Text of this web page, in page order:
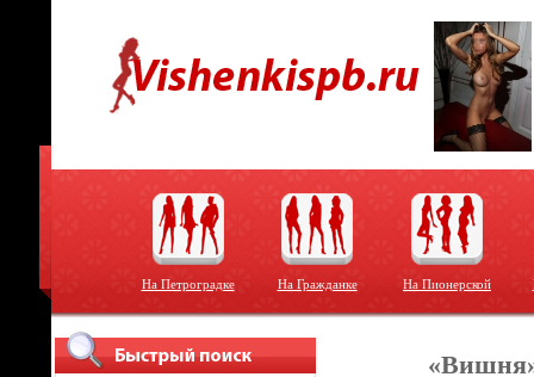
На Петроградке На Гражданке На Пионерской